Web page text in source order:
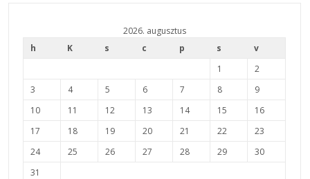
2026. augusztus
h
K s c p s
v
1
2
3
4 5 6 7 8
9
10
11 12 13 14 15
16
17
18 19 20 21 22
23
24
25 26 27 28 29
30
31